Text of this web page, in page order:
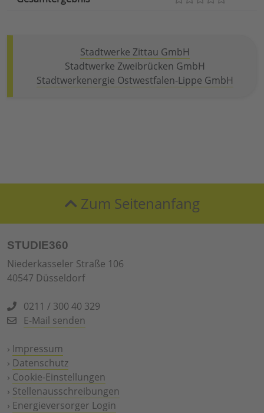
Stadtwerke Zittau GmbH
Stadtwerke Zweibrücken GmbH
Stadtwerkenergie Ostwestfalen-Lippe GmbH
Zum Seitenanfang
STUDIE360
Niederkasseler Straße 106
40547 Düsseldorf
0211 / 300 40 329
E-Mail senden
› Impressum
› Datenschutz
› Cookie-Einstellungen
› Stellenausschreibungen
› Energieversorger Login